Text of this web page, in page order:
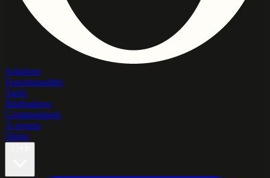
Solutions
Fonctionnalités
Tarifs
Réalisations
Communiqués
À propos
Démo